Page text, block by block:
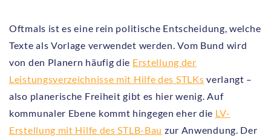
Oftmals ist es eine rein politische Entscheidung, welche
Texte als Vorlage verwendet werden. Vom Bund wird
von den Planern häufig die Erstellung der
Leistungsverzeichnisse mit Hilfe des STLKs verlangt –
also planerische Freiheit gibt es hier wenig. Auf
kommunaler Ebene kommt hingegen eher die LV-
Erstellung mit Hilfe des STLB-Bau zur Anwendung. Der